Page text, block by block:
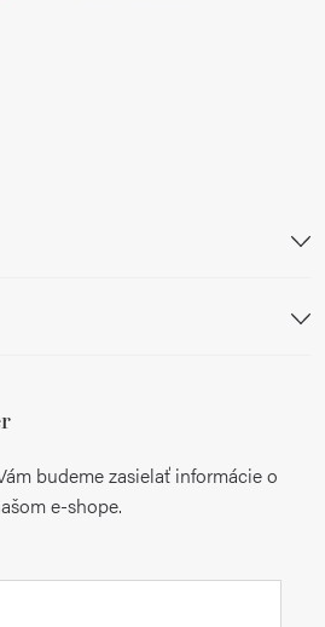
budeme zasielať informácie o
e-shope.